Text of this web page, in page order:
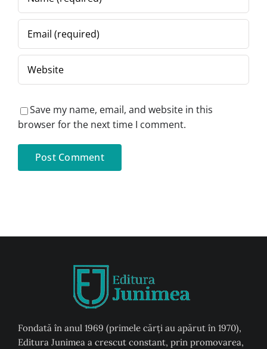
Save my name, email, and website in this
browser for the next time I comment.
Fondată în anul 1969 (primele cărți au apărut în 1970),
Editura Junimea a crescut constant, prin promovarea,